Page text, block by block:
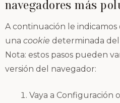
navegadores más
A continuación le indicamos
una cookie determinada
Nota: estos pasos pueden
versión del navegador:
Vaya a Configuración